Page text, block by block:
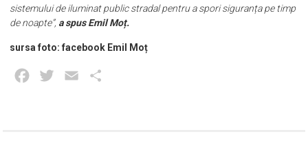
sistemului de iluminat public stradal pentru a spori siguranța pe timp
de noapte”, a spus Emil Moț.
sursa foto: facebook Emil Moț
Facebook
Twitter Email